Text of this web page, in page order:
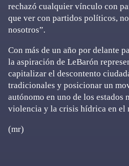
rechazó cualquier vínculo con
que ver con partidos políticos,
nosotros”.
Con más de un año por delante
la aspiración de LeBarón
capitalizar el descontento
tradicionales y posicionar un
autónomo en uno de los estados
violencia y la crisis hídrica en el
(mr)